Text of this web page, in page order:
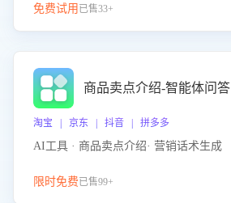
免费试用 已售33+
商品卖点介绍-智能体问答
淘宝 | 京东 | 抖音 | 拼多多
AI工具 · 商品卖点介绍· 营销话术生成
限时免费已售99+